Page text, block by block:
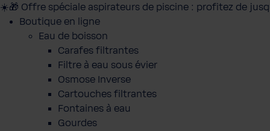
☀️🎁 Offre spéciale aspirateurs de piscine : profitez de
Boutique en ligne
Eau de boisson
Carafes filtrantes
Filtre à eau sous évier
Osmose Inverse
Cartouches filtrantes
Fontaines à eau
Gourdes